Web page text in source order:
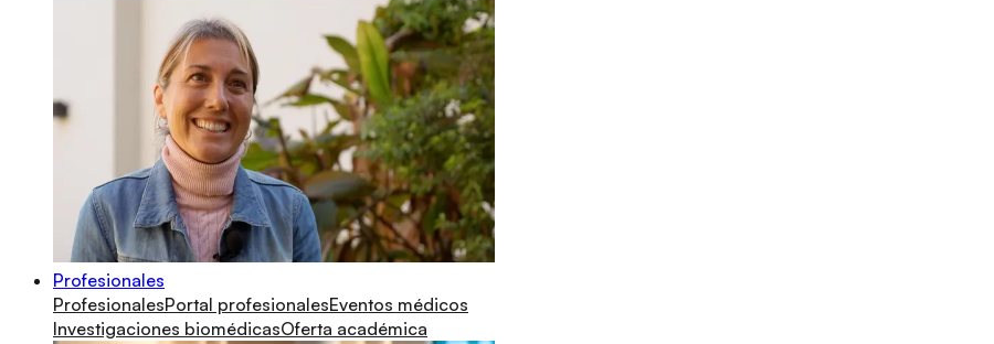
Profesionales
ProfesionalesPortal profesionalesEventos médicos
Investigaciones biomédicasOferta académica